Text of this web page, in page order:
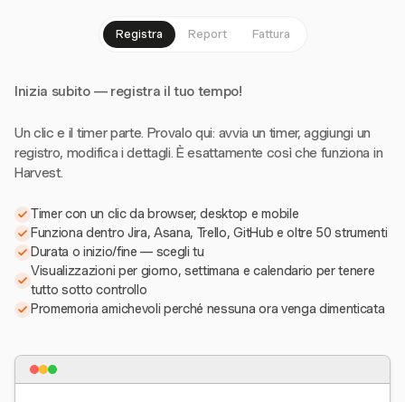
Registra Report Fattura
Inizia subito — registra il tuo tempo!
Un clic e il timer parte. Provalo qui: avvia un timer, aggiungi un
registro, modifica i dettagli. È esattamente così che funziona in
Harvest.
Timer con un clic da browser, desktop e mobile
Funziona dentro Jira, Asana, Trello, GitHub e oltre 50 strumenti
Durata o inizio/fine — scegli tu
Visualizzazioni per giorno, settimana e calendario per tenere
tutto sotto controllo
Promemoria amichevoli perché nessuna ora venga dimenticata